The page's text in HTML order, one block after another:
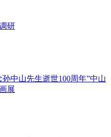
研
中山先生逝世100周年”中山
展